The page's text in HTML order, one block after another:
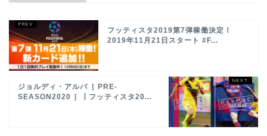
フッティスタ2019第7弾稼働決定！
2019年11月21日スタート #F...
ジョルディ・アルバ［ PRE-
SEASON2020 ］┃フッティスタ20...